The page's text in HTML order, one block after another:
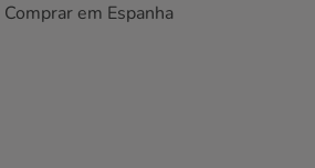
Comprar em Espanha